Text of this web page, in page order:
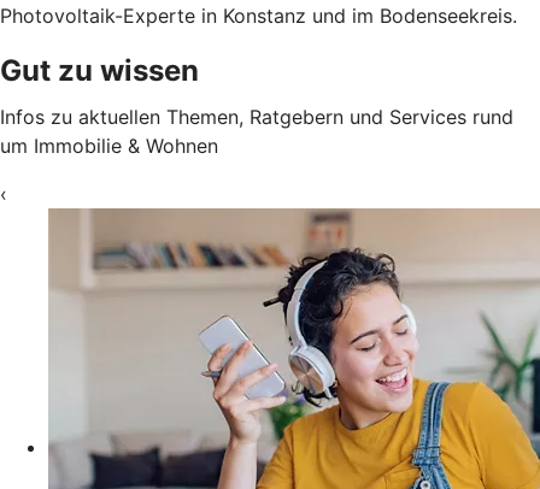
Photovoltaik-Experte in Konstanz und im Bodenseekreis.
Gut zu wissen
Infos zu aktuellen Themen, Ratgebern und Services rund
um Immobilie & Wohnen
‹